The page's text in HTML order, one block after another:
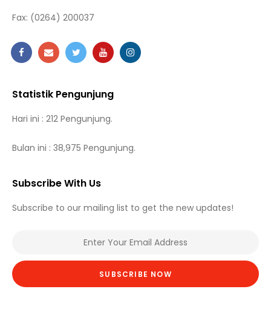
Fax: (0264) 200037
Statistik Pengunjung
Hari ini : 212 Pengunjung.
Bulan ini : 38,975 Pengunjung.
Subscribe With Us
Subscribe to our mailing list to get the new updates!
SUBSCRIBE NOW